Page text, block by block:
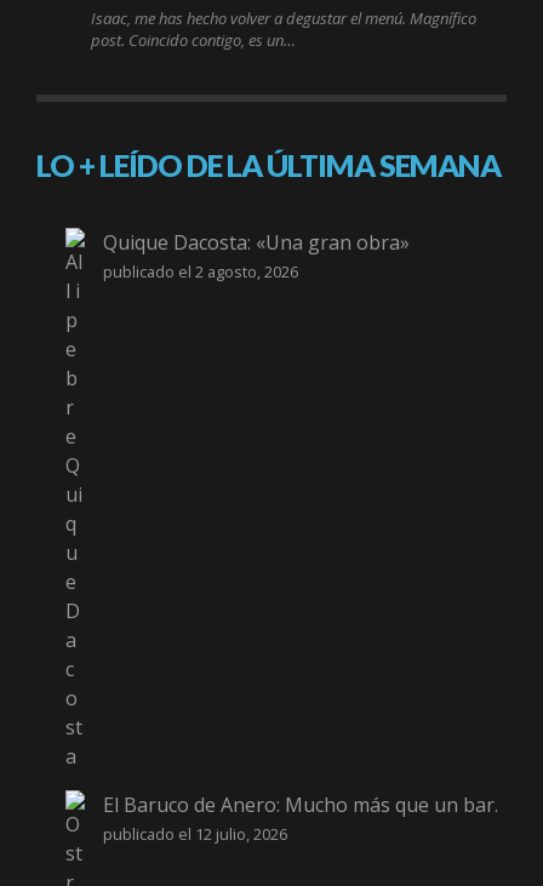
Isaac, me has hecho volver a degustar el menú. Magnífico
post. Coincido contigo, es un…
LO + LEÍDO DE LA ÚLTIMA SEMANA
Quique Dacosta: «Una gran obra»
publicado el 2 agosto, 2026
El Baruco de Anero: Mucho más que un bar.
publicado el 12 julio, 2026